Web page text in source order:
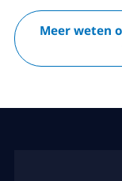
Meer weten